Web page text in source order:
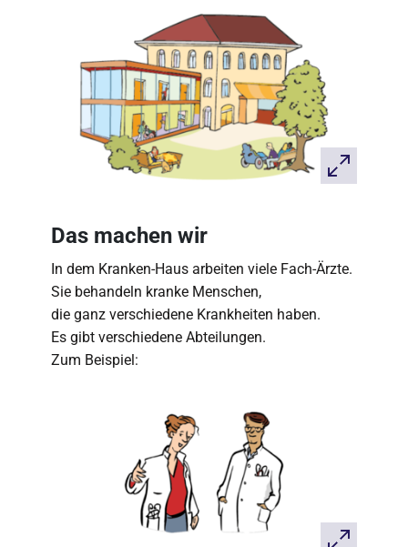
Das machen wir
In dem Kranken-Haus arbeiten viele Fach-Ärzte.
Sie behandeln kranke Menschen,
die ganz verschiedene Krankheiten haben.
Es gibt verschiedene Abteilungen.
Zum Beispiel: